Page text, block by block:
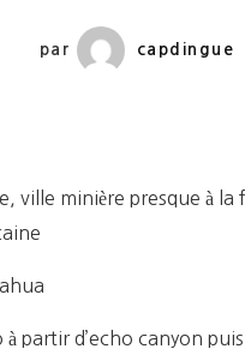
par capdingue
ville minière presque à la
à partir d’echo canyon